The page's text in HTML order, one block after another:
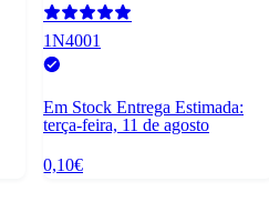
1N4001
Em Stock Entrega Estimada:
terça-feira, 11 de agosto
0,10€